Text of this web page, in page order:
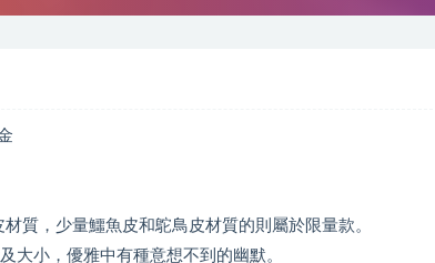
質，少量鱷魚皮和鴕鳥皮材質的則屬於限量款。
大小，優雅中有種意想不到的幽默。